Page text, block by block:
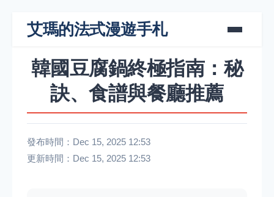
艾瑪的法式漫遊手札
韓國豆腐鍋終極指南：秘
訣、食譜與餐廳推薦
發布時間：Dec 15, 2025 12:53
更新時間：Dec 15, 2025 12:53